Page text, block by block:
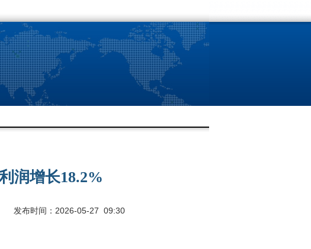
润增长18.2%
发布时间：2026-05-27 09:30